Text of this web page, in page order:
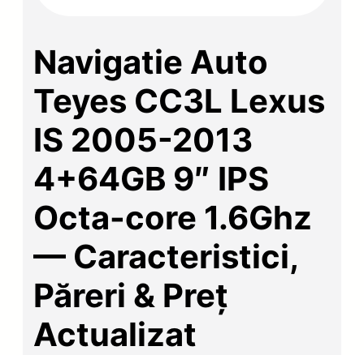
Navigatie Auto
Teyes CC3L Lexus
IS 2005-2013
4+64GB 9″ IPS
Octa-core 1.6Ghz
— Caracteristici,
Păreri & Preț
Actualizat